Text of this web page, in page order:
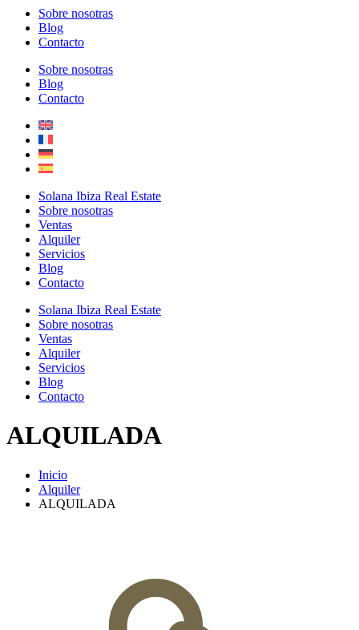
Sobre nosotras
Blog
Contacto
Sobre nosotras
Blog
Contacto
Solana Ibiza Real Estate
Sobre nosotras
Ventas
Alquiler
Servicios
Blog
Contacto
Solana Ibiza Real Estate
Sobre nosotras
Ventas
Alquiler
Servicios
Blog
Contacto
ALQUILADA
Inicio
Alquiler
ALQUILADA